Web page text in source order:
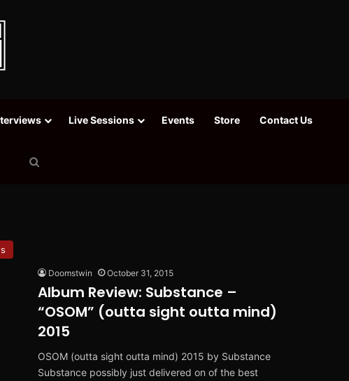
Live Sessions Events Store Contact Us
Doomstwin October 31, 2015
Album Review: Substance –
“OSOM” (outta sight outta mind)
2015
OSOM (outta sight outta mind) 2015 by Substance
Substance possibly just delivered on of the best